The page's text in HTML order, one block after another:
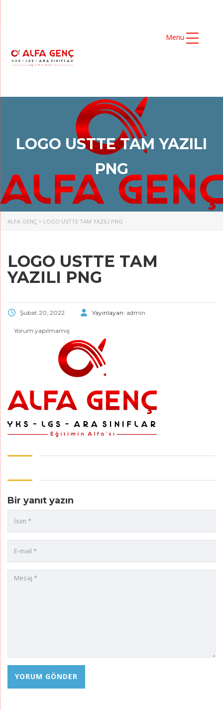
Menü
LOGO USTTE TAM YAZILI
PNG
ALFA GENÇ > LOGO USTTE TAM YAZILI PNG
LOGO USTTE TAM
YAZILI PNG
Şubat 20, 2022 Yayınlayan: admin
Yorum yapılmamış
Bir yanıt yazın